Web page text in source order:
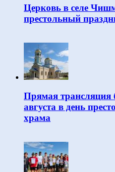
Церковь в селе
престольный
Прямая трансляция
августа в день
храма